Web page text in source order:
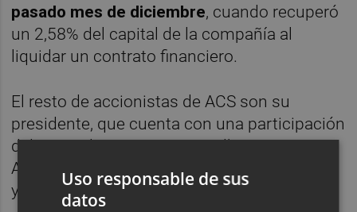
pasado mes de diciembre, cuando recuperó
un 2,58% del capital de la compañía al
liquidar un contrato financiero.
El resto de accionistas de ACS son su
presidente, que cuenta con una participación
del 12,5%, los empresarios Alberto Cortina y
Alberto Alcocer, 'los Albertos', con un 9,05%,
y Miguel Fluxá, con otro 5%.
Uso responsable de sus
datos